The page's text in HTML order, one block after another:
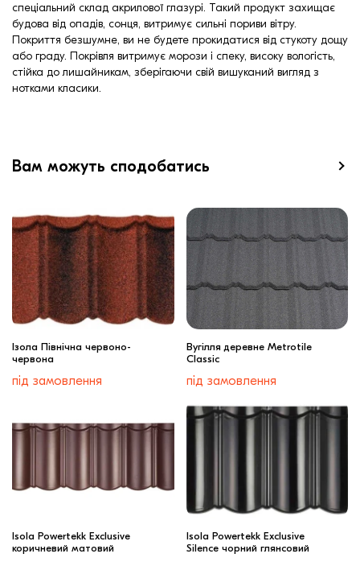
спеціальний склад акрилової глазурі. Такий продукт захищає
будова від опадів, сонця, витримує сильні пориви вітру.
Покриття безшумне, ви не будете прокидатися від стукоту дощу
або граду. Покрівля витримує морози і спеку, високу вологість,
стійка до лишайникам, зберігаючи свій вишуканий вигляд з
нотками класики.
Вам можуть сподобатись
Ізола Північна червоно-
червона
під замовлення
Вугілля деревне Metrotile
Classic
під замовлення
Isola Powertekk Exclusive
коричневий матовий
Isola Powertekk Exclusive
Silence чорний глянсовий